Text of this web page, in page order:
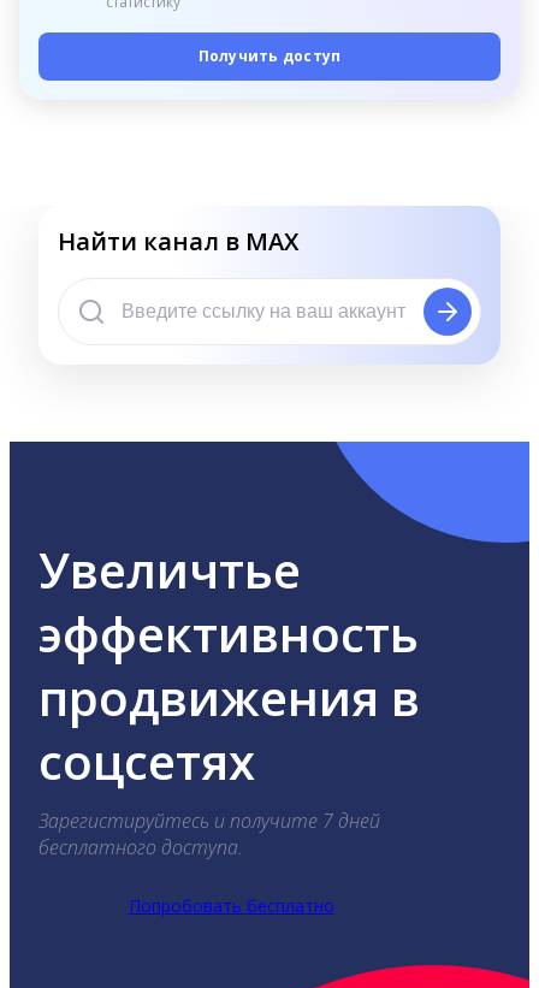
Получить доступ
Найти канал в MAX
Увеличтье
эффективность
продвижения в
соцсетях
Зарегистируйтесь и получите 7 дней
бесплатного доступа.
Попробовать бесплатно